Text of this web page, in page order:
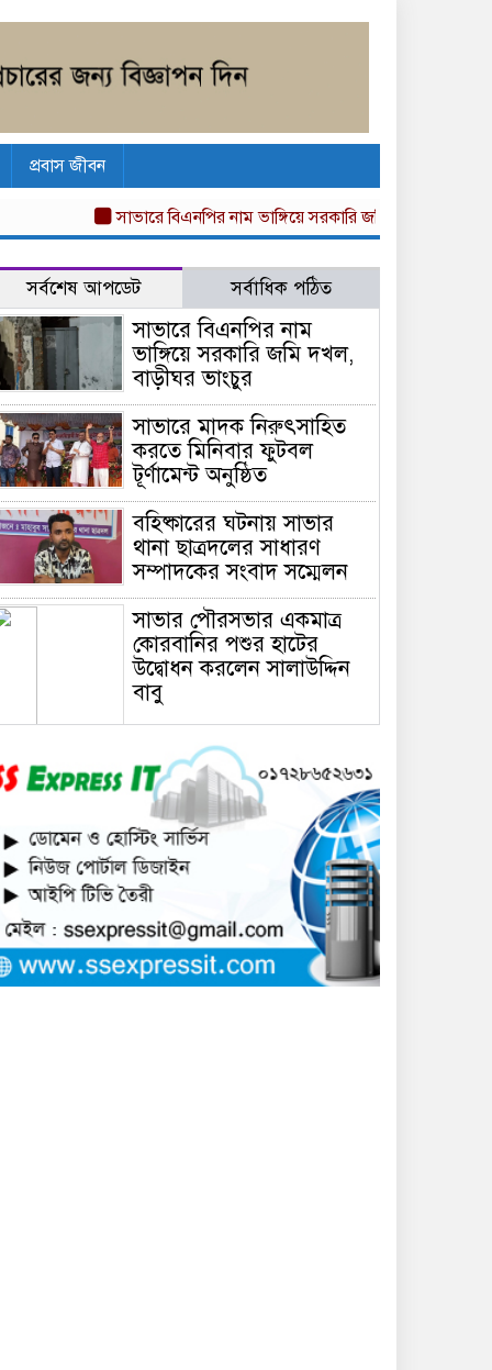
প্রবাস জীবন
সাভারে বিএনপির নাম ভাঙ্গিয়ে সরকারি জমি দখল, বাড়ীঘর ভাংচুর
সর্বশেষ আপডেট সর্বাধিক পঠিত
সাভারে বিএনপির নাম
ভাঙ্গিয়ে সরকারি জমি দখল,
বাড়ীঘর ভাংচুর
সাভারে মাদক নিরুৎসাহিত
করতে মিনিবার ফুটবল
টূর্ণামেন্ট অনুষ্ঠিত
বহিষ্কারের ঘটনায় সাভার
থানা ছাত্রদলের সাধারণ
সম্পাদকের সংবাদ সম্মেলন
সাভার পৌরসভার একমাত্র
কোরবানির পশুর হাটের
উদ্বোধন করলেন সালাউদ্দিন
বাবু